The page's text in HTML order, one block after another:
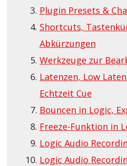
Plugin Presets &
Shortcuts,
Abkürzungen
Werkzeuge zur
Latenzen, Low
Echtzeit Cue
Bouncen in Logic,
Freeze-Funktion in
Logic Audio
Logic Audio